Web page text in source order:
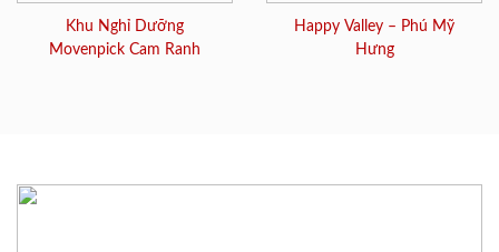
Khu Nghỉ Dưỡng
Movenpick Cam Ranh
Happy Valley – Phú Mỹ
Hưng